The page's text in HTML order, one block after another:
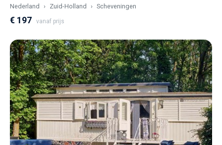
Nederland Zuid-Holland Scheveningen
€ 197 vanaf prijs